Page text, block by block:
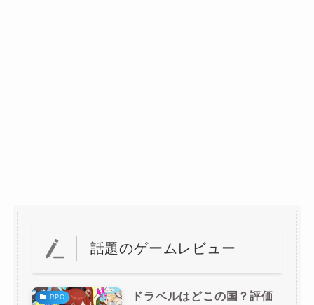
話題のゲームレビュー
RPG
ドラベルはどこの国？評価